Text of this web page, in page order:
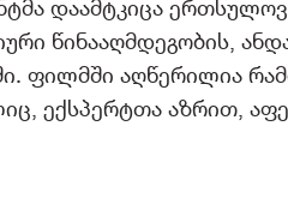
დაამტკიცა
წინააღმდეგობის,
ფილმში აღწერილია
ექსპერტთა აზრით,